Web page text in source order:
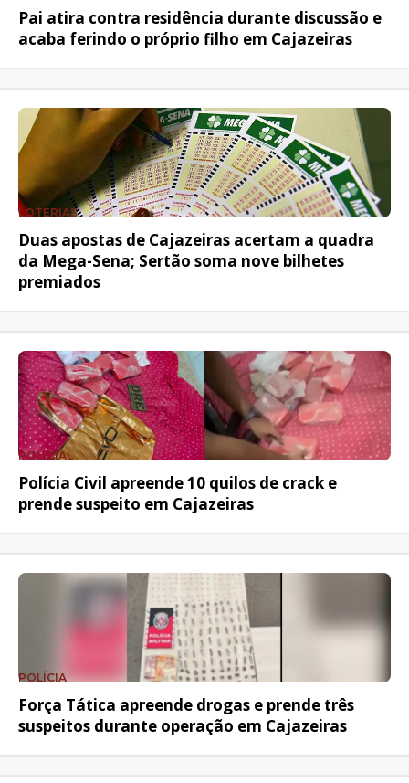
Pai atira contra residência durante discussão e
acaba ferindo o próprio filho em Cajazeiras
LOTERIAS
Duas apostas de Cajazeiras acertam a quadra
da Mega-Sena; Sertão soma nove bilhetes
premiados
POLICIAL
Polícia Civil apreende 10 quilos de crack e
prende suspeito em Cajazeiras
POLÍCIA
Força Tática apreende drogas e prende três
suspeitos durante operação em Cajazeiras